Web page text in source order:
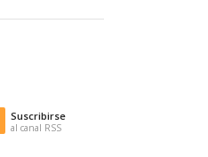
Suscribirse
al canal RSS